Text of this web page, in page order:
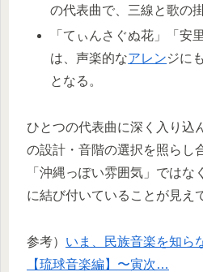
の代表曲で、三線と歌の
「てぃんさぐぬ花」「安
は、声楽的なアレンジに
となる。
ひとつの代表曲に深く入り込
の設計・音階の選択を照らし
「沖縄っぽい雰囲気」では
に結び付いていることが見え
参考） いま、民族音楽を知ら
【琉球音楽編】〜寅次…